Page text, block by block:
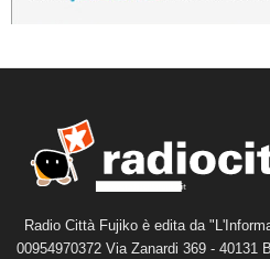
Radio Città Fujiko è edita da
00954970372 Via Zanardi 369 - 40131